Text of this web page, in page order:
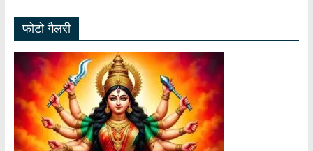
फोटो गैलरी